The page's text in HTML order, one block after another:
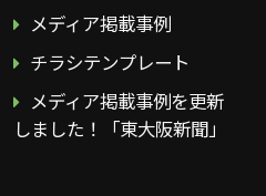
メディア掲載事例
チラシテンプレート
メディア掲載事例を更新
しました！「東大阪新聞」